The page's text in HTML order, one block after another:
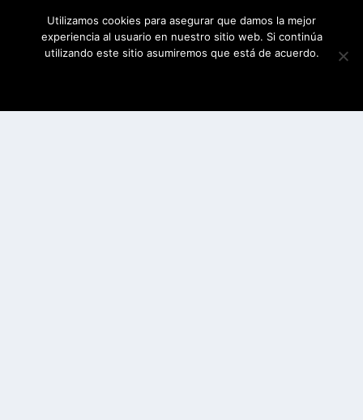
Utilizamos cookies para asegurar que damos la mejor
experiencia al usuario en nuestro sitio web. Si continúa
utilizando este sitio asumiremos que está de acuerdo.